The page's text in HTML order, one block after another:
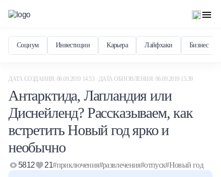
Социум Инвестиции Карьера Лайфхаки Бизнес
ДАТА СОЗДАНИЯ: 06.09.2019 14:53 · ДАТА ОБНОВЛЕНИЯ: 06.09.2019 15:39
Антарктида, Лапландия или
Диснейленд? Рассказываем, как
встретить Новый год ярко и
необычно
5812 21#приключения#развлечения#отпуск#Новый год